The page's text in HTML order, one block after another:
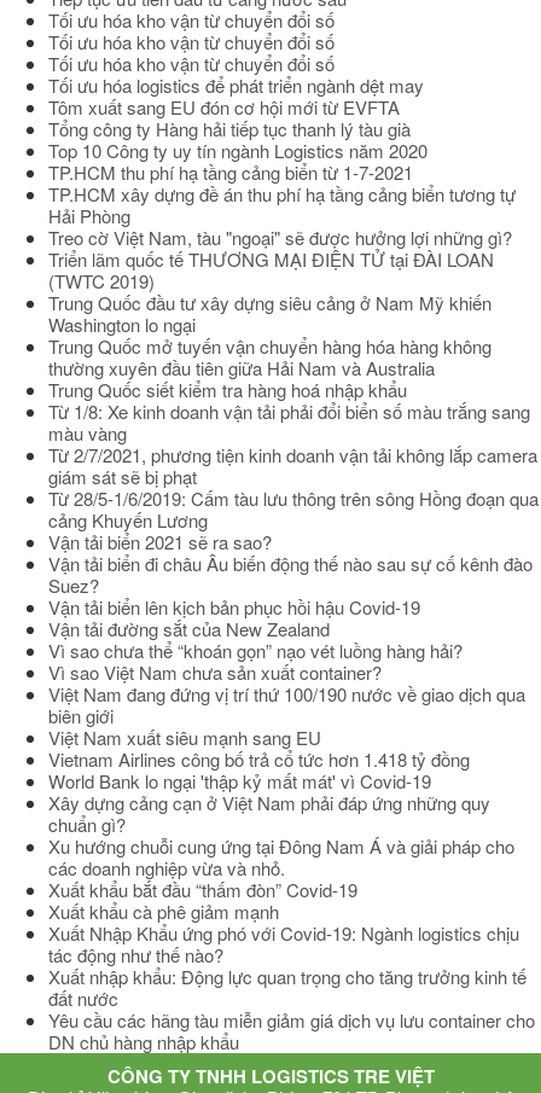
Tối ưu hóa kho vận từ chuyển đổi số
Tối ưu hóa kho vận từ chuyển đổi số
Tối ưu hóa kho vận từ chuyển đổi số
Tối ưu hóa logistics để phát triển ngành dệt may
Tôm xuất sang EU đón cơ hội mới từ EVFTA
Tổng công ty Hàng hải tiếp tục thanh lý tàu già
Top 10 Công ty uy tín ngành Logistics năm 2020
TP.HCM thu phí hạ tầng cảng biển từ 1-7-2021
TP.HCM xây dựng đề án thu phí hạ tầng cảng biển tương tự
Hải Phòng
Treo cờ Việt Nam, tàu "ngoại" sẽ được hưởng lợi những gì?
Triển lãm quốc tế THƯƠNG MẠI ĐIỆN TỬ tại ĐÀI LOAN
(TWTC 2019)
Trung Quốc đầu tư xây dựng siêu cảng ở Nam Mỹ khiến
Washington lo ngại
Trung Quốc mở tuyến vận chuyển hàng hóa hàng không
thường xuyên đầu tiên giữa Hải Nam và Australia
Trung Quốc siết kiểm tra hàng hoá nhập khẩu
Từ 1/8: Xe kinh doanh vận tải phải đổi biển số màu trắng sang
màu vàng
Từ 2/7/2021, phương tiện kinh doanh vận tải không lắp camera
giám sát sẽ bị phạt
Từ 28/5-1/6/2019: Cấm tàu lưu thông trên sông Hồng đoạn qua
cảng Khuyến Lương
Vận tải biển 2021 sẽ ra sao?
Vận tải biển đi châu Âu biến động thế nào sau sự cố kênh đào
Suez?
Vận tải biển lên kịch bản phục hồi hậu Covid-19
Vận tải đường sắt của New Zealand
Vì sao chưa thể “khoán gọn” nạo vét luồng hàng hải?
Vì sao Việt Nam chưa sản xuất container?
Việt Nam đang đứng vị trí thứ 100/190 nước về giao dịch qua
biên giới
Việt Nam xuất siêu mạnh sang EU
Vietnam Airlines công bố trả cổ tức hơn 1.418 tỷ đồng
World Bank lo ngại 'thập kỷ mất mát' vì Covid-19
Xây dựng cảng cạn ở Việt Nam phải đáp ứng những quy
chuẩn gì?
Xu hướng chuỗi cung ứng tại Đông Nam Á và giải pháp cho
các doanh nghiệp vừa và nhỏ.
Xuất khẩu bắt đầu “thấm đòn” Covid-19
Xuất khẩu cà phê giảm mạnh
Xuất Nhập Khẩu ứng phó với Covid-19: Ngành logistics chịu
tác động như thế nào?
Xuất nhập khẩu: Động lực quan trọng cho tăng trưởng kinh tế
đất nước
Yêu cầu các hãng tàu miễn giảm giá dịch vụ lưu container cho
DN chủ hàng nhập khẩu
CÔNG TY TNHH LOGISTICS TRE VIỆT